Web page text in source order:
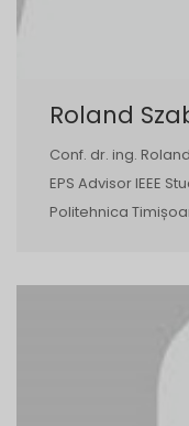
Roland
Conf. dr. ing.
EPS Advisor IEEE
Politehnica